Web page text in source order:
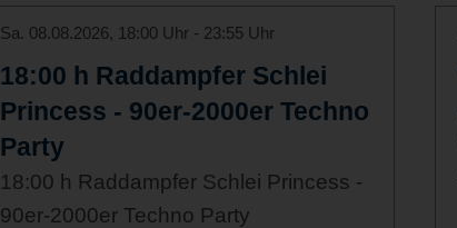
Sa. 08.08.2026, 18:00 Uhr - 23:55 Uhr
18:00 h Raddampfer Schlei
Princess - 90er-2000er Techno
Party
18:00 h Raddampfer Schlei Princess -
90er-2000er Techno Party